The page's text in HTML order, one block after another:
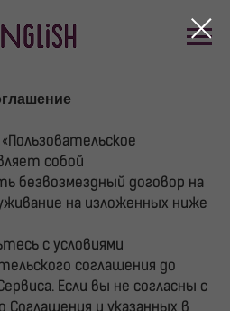
собой
безвозмездный договор на
на изложенных ниже
с условиями
соглашения до
Если вы не согласны с
и указанных в